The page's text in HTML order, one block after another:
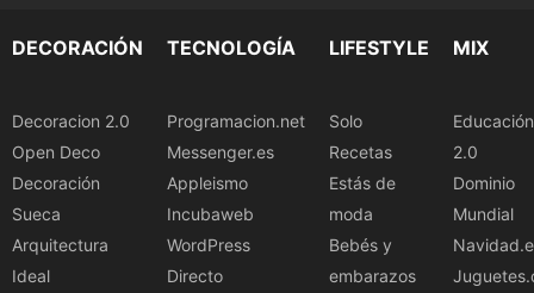
DECORACIÓN
Decoracion 2.0
Open Deco
Decoración
Sueca
Arquitectura
Ideal
TECNOLOGÍA
Programacion.net
Messenger.es
Appleismo
Incubaweb
WordPress
Directo
LIFESTYLE
Solo
Recetas
Estás de
moda
Bebés y
embarazos
MIX
Educación
2.0
Dominio
Mundial